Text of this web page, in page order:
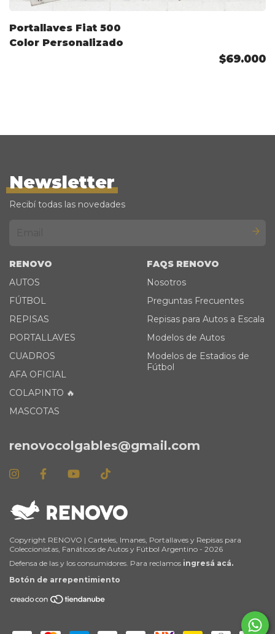
Portallaves Fiat 500
Color Personalizado
$69.000
Newsletter
Recibí todas las novedades
RENOVO
AUTOS
FÚTBOL
REPISAS
PORTALLAVES
CUADROS
AFA OFICIAL
COLAPINTO 🔥
MASCOTAS
FAQS RENOVO
Nosotros
Preguntas Frecuentes
Repisas para Autos a Escala
Modelos de Autos
Modelos de Estadios de
Fútbol
renovocolgables@gmail.com
Copyright RENOVO | Carteles, Imanes, Portallaves y Repisas para
Coleccionistas, Fanáticos de Autos y Fútbol Argentino - 2026
Defensa de las y los consumidores. Para reclamos ingresá acá.
Botón de arrepentimiento